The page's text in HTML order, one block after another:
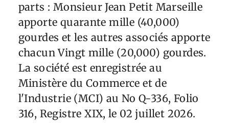
parts : Monsieur Jean Petit Marseille
apporte quarante mille (40,000)
gourdes et les autres associés apporte
chacun Vingt mille (20,000) gourdes.
La société est enregistrée au
Ministère du Commerce et de
l'Industrie (MCI) au No Q-336, Folio
316, Registre XIX, le 02 juillet 2026.